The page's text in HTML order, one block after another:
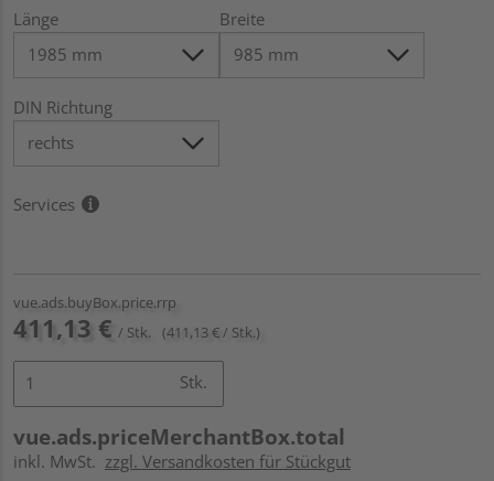
Länge Breite
DIN Richtung
Services
vue.ads.buyBox.price.rrp
411,13 € / Stk. (411,13 € / Stk.)
Stk.
vue.ads.priceMerchantBox.total
inkl. MwSt. zzgl. Versandkosten für Stückgut